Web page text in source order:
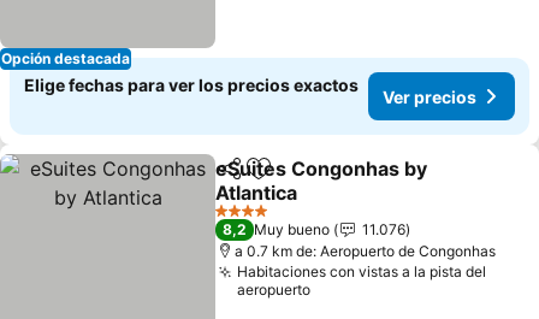
Opción destacada
Elige fechas para ver los precios exactos
Ver precios
CompartirAgregar a favoritos
eSuites Congonhas by
Atlantica
4 Estrellas
8,2 Muy bueno
11.076
a 0.7 km de: Aeropuerto de Congonhas
Habitaciones con vistas a la pista del
aeropuerto